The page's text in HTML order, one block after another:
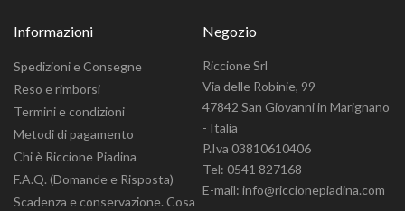
Informazioni
Spedizioni e Consegne
Reso e rimborsi
Termini e condizioni
Metodi di pagamento
Chi è Riccione Piadina
F.A.Q. (Domande e Risposta)
Scadenza e conservazione. Cosa
Negozio
Riccione Srl
Via delle Robinie, 99
47842 San Giovanni in Marignano
- Italia
P.Iva 03810610406
Tel: 0541 827168
E-mail: info@riccionepiadina.com